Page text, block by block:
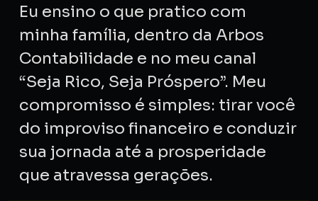
Eu ensino o que pratico com
minha família, dentro da Arbos
Contabilidade e no meu canal
“Seja Rico, Seja Próspero”. Meu
compromisso é simples: tirar você
do improviso financeiro e conduzir
sua jornada até a prosperidade
que atravessa gerações.